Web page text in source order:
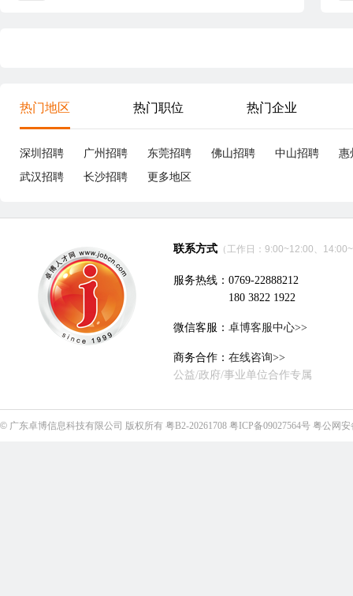
热门地区 热门职位 热门企业
深圳招聘 广州招聘 东莞招聘 佛山招聘 中山招聘
惠
武汉招聘
长沙招聘 更多地区
联系方式 （工作日：9:00~12:00、
服务热线：0769-22888212
180 3822 1922
微信客服： 卓博客服中心>>
商务合作： 在线咨询>>
公益/政府/事业单位合作专属
© 广东卓博信息科技有限公司 版权所有 粤B2-20261708 粤ICP备09027564号 粤公网安